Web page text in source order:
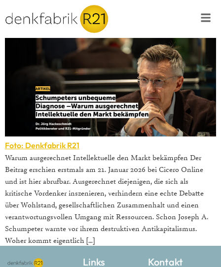
Foto: Denkfabrik R21
Warum ausgerechnet Intellektuelle den Markt bekämpfen Der
Beitrag erschien erstmals am 21. Januar 2026 bei Cicero Online
und ist hier abrufbar. Ausgerechnet diejenigen, die sich als
kritische Vordenker inszenieren, verhindern eine echte Debatte
über Wohlstand, gesellschaftlichen Zusammenhalt und einen
verantwortungsvollen Umgang mit Ressourcen. Schon Joseph A.
Schumpeter warnte vor ihrem destruktiven Antikapitalismus.
Woher kommt eigentlich […]
Links Kontakt